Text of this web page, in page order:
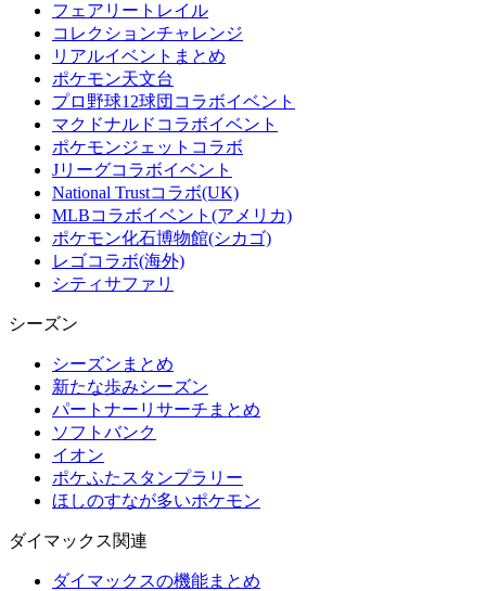
フェアリートレイル
コレクションチャレンジ
リアルイベントまとめ
ポケモン天文台
プロ野球12球団コラボイベント
マクドナルドコラボイベント
ポケモンジェットコラボ
Jリーグコラボイベント
National Trustコラボ(UK)
MLBコラボイベント(アメリカ)
ポケモン化石博物館(シカゴ)
レゴコラボ(海外)
シティサファリ
シーズン
シーズンまとめ
新たな歩みシーズン
パートナーリサーチまとめ
ソフトバンク
イオン
ポケふたスタンプラリー
ほしのすなが多いポケモン
ダイマックス関連
ダイマックスの機能まとめ